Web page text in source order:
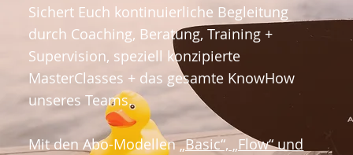
Sichert Euch kontinuierliche Begleitung
durch Coaching, Beratung, Training +
Supervision, speziell konzipierte
MasterClasses + das gesamte KnowHow
unseres Teams.
Mit den Abo-Modellen„Basic“, „Flow“ und